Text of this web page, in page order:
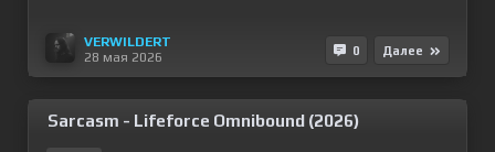
VERWILDERT
28 мая 2026
0 Далее
Sarcasm - Lifeforce Omnibound (2026)